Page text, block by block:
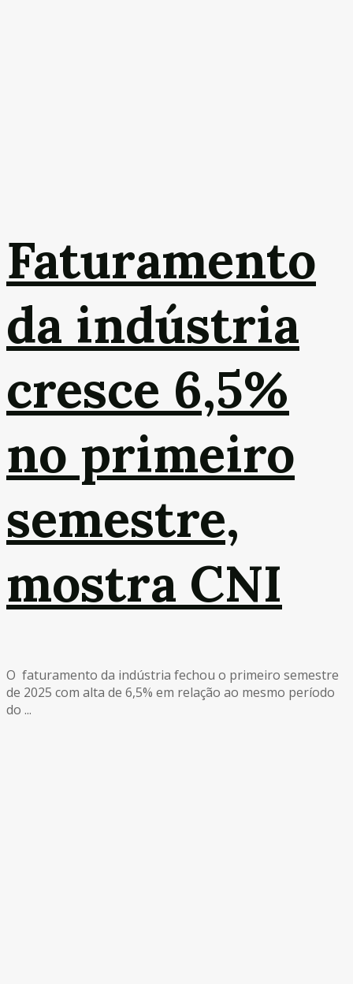
Faturamento
da indústria
cresce 6,5%
no primeiro
semestre,
mostra CNI
O faturamento da indústria fechou o primeiro semestre
de 2025 com alta de 6,5% em relação ao mesmo período
do ...